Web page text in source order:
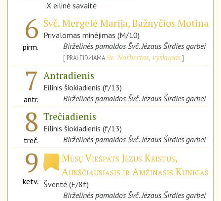
X eilinė savaitė
6
pirm.
Švč. Mergelė Marija, Bažnyčios Motina
Privalomas minėjimas (M/10)
Birželinės pamaldos Švč. Jėzaus Širdies garbei
PRALEIDŽIAMAŠv. Norbertas, vyskupas
7
antr.
Antradienis
Eilinis šiokiadienis (f/13)
Birželinės pamaldos Švč. Jėzaus Širdies garbei
8
treč.
Trečiadienis
Eilinis šiokiadienis (f/13)
Birželinės pamaldos Švč. Jėzaus Širdies garbei
9
ketv.
Mūsų Viešpats Jėzus Kristus,
Aukščiausiasis ir Amžinasis Kunigas
Šventė (F/8f)
Birželinės pamaldos Švč. Jėzaus Širdies garbei